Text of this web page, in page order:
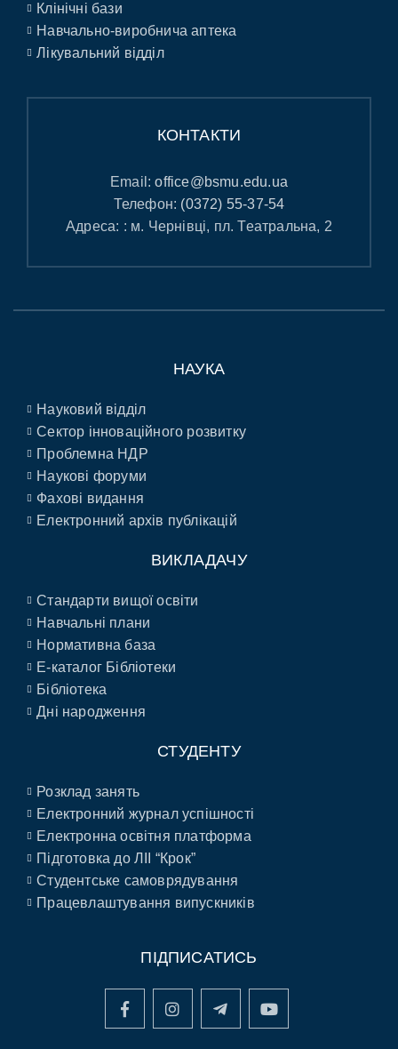
Клінічні бази
Навчально-виробнича аптека
Лікувальний відділ
КОНТАКТИ
Email:office@bsmu.edu.ua
Телефон: (0372) 55-37-54
Адреса: : м. Чернівці, пл. Театральна, 2
НАУКА
Науковий відділ
Сектор інноваційного розвитку
Проблемна НДР
Наукові форуми
Фахові видання
Електронний архів публікацій
ВИКЛАДАЧУ
Стандарти вищої освіти
Навчальні плани
Нормативна база
E-каталог Бібліотеки
Бібліотека
Дні народження
СТУДЕНТУ
Розклад занять
Електронний журнал успішності
Електронна освітня платформа
Підготовка до ЛІІ “Крок”
Студентське самоврядування
Працевлаштування випускників
ПІДПИСАТИСЬ